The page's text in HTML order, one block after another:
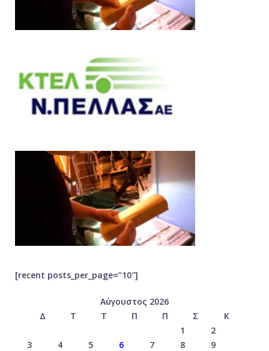
[recent posts_per_page=”10″]
Αύγουστος 2026
Δ
Τ Τ Π Π Σ
Κ
1
2
3
4 5 6 7 8
9